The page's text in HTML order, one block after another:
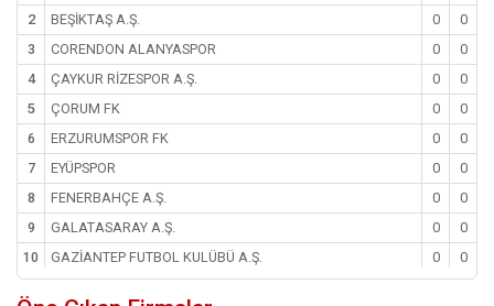
2
BEŞİKTAŞ A.Ş. 0
0
3
CORENDON ALANYASPOR 0
0
4
ÇAYKUR RİZESPOR A.Ş. 0
0
5
ÇORUM FK 0
0
6
ERZURUMSPOR FK 0
0
7
EYÜPSPOR 0
0
8
FENERBAHÇE A.Ş. 0
0
9
GALATASARAY A.Ş. 0
0
10
GAZİANTEP FUTBOL KULÜBÜ A.Ş. 0
0